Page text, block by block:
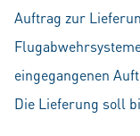
Auftrag zur
eingegangenen
Die Lieferung soll